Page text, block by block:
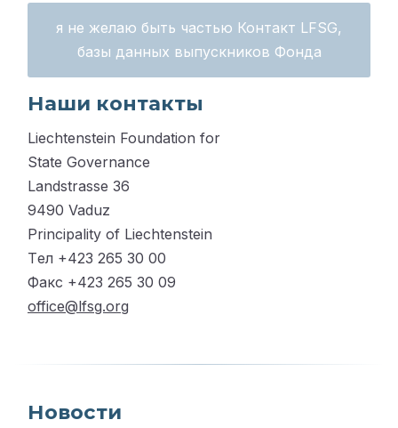
я не желаю быть частью Контакт LFSG,
базы данных выпускников Фонда
Наши контакты
Liechtenstein Foundation for
State Governance
Landstrasse 36
9490 Vaduz
Principality of Liechtenstein
Tел +423 265 30 00
Факс +423 265 30 09
office@lfsg.org
Новости